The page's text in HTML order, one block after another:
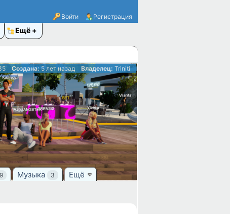
Войти Регистрация
Ещё
Создана: 5 лет назад Владелец: Triniti
Музыка 3 Ещё